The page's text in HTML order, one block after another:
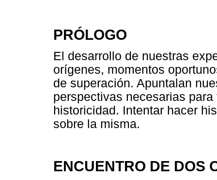
PRÓLOGO
El desarrollo de nuestras
orígenes, momentos
de superación. Apuntalan
perspectivas necesarias
historicidad. Intentar hacer
sobre la misma.
ENCUENTRO DE DOS